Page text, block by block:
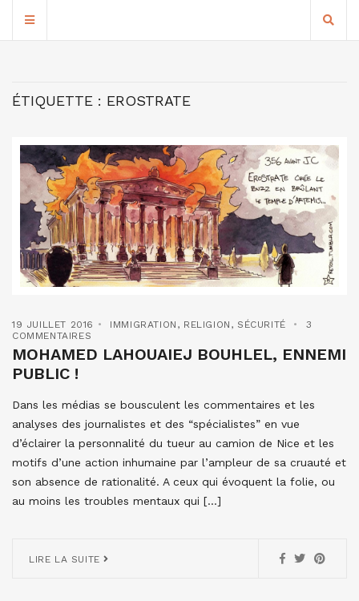
ÉTIQUETTE : EROSTRATE
19 JUILLET 2016 IMMIGRATION , RELIGION , SÉCURITÉ
3
COMMENTAIRES
MOHAMED LAHOUAIEJ BOUHLEL, ENNEMI
PUBLIC !
Dans les médias se bousculent les commentaires et les
analyses des journalistes et des “spécialistes” en vue
d’éclairer la personnalité du tueur au camion de Nice et les
motifs d’une action inhumaine par l’ampleur de sa cruauté et
son absence de rationalité. A ceux qui évoquent la folie, ou
au moins les troubles mentaux qui […]
LIRE LA SUITE